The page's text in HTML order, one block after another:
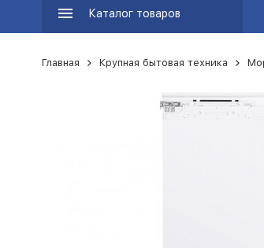
Каталог товаров
Главная Крупная бытовая техника